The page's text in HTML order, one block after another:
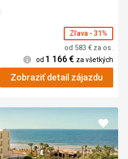
Zľava - 31%
od 583 € za os.
Informácie
od 1 166€ za všetkých
Zobraziť detail zájazdu
Pridať
do